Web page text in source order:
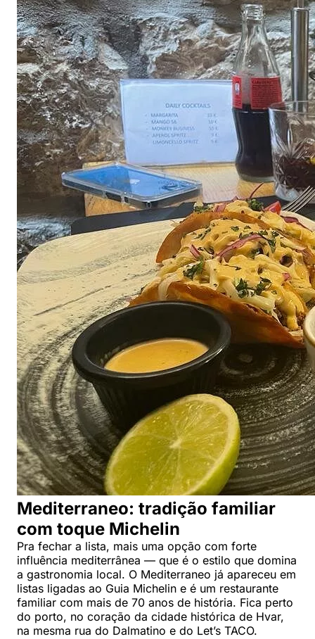
Mediterraneo: tradição familiar
com toque Michelin
Pra fechar a lista, mais uma opção com forte
influência mediterrânea — que é o estilo que domina
a gastronomia local. O Mediterraneo já apareceu em
listas ligadas ao Guia Michelin e é um restaurante
familiar com mais de 70 anos de história. Fica perto
do porto, no coração da cidade histórica de Hvar,
na mesma rua do Dalmatino e do Let’s TACO.